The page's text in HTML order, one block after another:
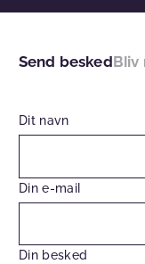
Send beskedBliv
Dit navn
Din e-mail
Din besked